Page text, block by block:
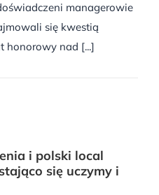
managerowie
się kwestią
honorowy nad [...]
i polski local
się uczymy i